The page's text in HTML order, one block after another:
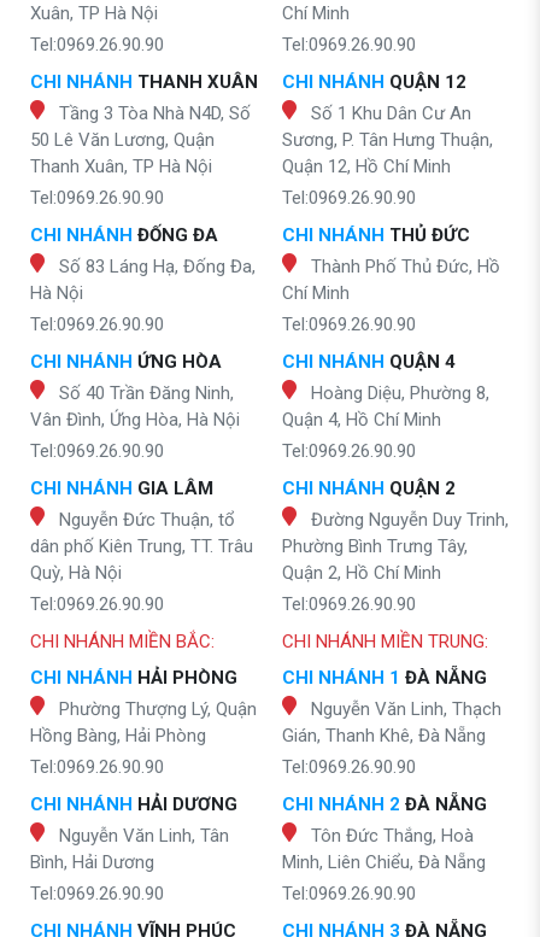
Xuân, TP Hà Nội
Tel:0969.26.90.90
CHI NHÁNH THANH XUÂN
Tầng 3 Tòa Nhà N4D, Số
50 Lê Văn Lương, Quận
Thanh Xuân, TP Hà Nội
Tel:0969.26.90.90
CHI NHÁNH ĐỐNG ĐA
Số 83 Láng Hạ, Đống Đa,
Hà Nội
Tel:0969.26.90.90
CHI NHÁNH ỨNG HÒA
Số 40 Trần Đăng Ninh,
Vân Đình, Ứng Hòa, Hà Nội
Tel:0969.26.90.90
CHI NHÁNH GIA LÂM
Nguyễn Đức Thuận, tổ
dân phố Kiên Trung, TT. Trâu
Quỳ, Hà Nội
Tel:0969.26.90.90
Chí Minh
Tel:0969.26.90.90
CHI NHÁNH QUẬN 12
Số 1 Khu Dân Cư An
Sương, P. Tân Hưng Thuận,
Quận 12, Hồ Chí Minh
Tel:0969.26.90.90
CHI NHÁNH THỦ ĐỨC
Thành Phố Thủ Đức, Hồ
Chí Minh
Tel:0969.26.90.90
CHI NHÁNH QUẬN 4
Hoàng Diệu, Phường 8,
Quận 4, Hồ Chí Minh
Tel:0969.26.90.90
CHI NHÁNH QUẬN 2
Đường Nguyễn Duy Trinh,
Phường Bình Trưng Tây,
Quận 2, Hồ Chí Minh
Tel:0969.26.90.90
CHI NHÁNH MIỀN BẮC:
CHI NHÁNH HẢI PHÒNG
Phường Thượng Lý, Quận
Hồng Bàng, Hải Phòng
Tel:0969.26.90.90
CHI NHÁNH HẢI DƯƠNG
Nguyễn Văn Linh, Tân
Bình, Hải Dương
Tel:0969.26.90.90
CHI NHÁNH VĨNH PHÚC
CHI NHÁNH MIỀN TRUNG:
CHI NHÁNH 1 ĐÀ NẴNG
Nguyễn Văn Linh, Thạch
Gián, Thanh Khê, Đà Nẵng
Tel:0969.26.90.90
CHI NHÁNH 2 ĐÀ NẴNG
Tôn Đức Thắng, Hoà
Minh, Liên Chiểu, Đà Nẵng
Tel:0969.26.90.90
CHI NHÁNH 3 ĐÀ NẴNG